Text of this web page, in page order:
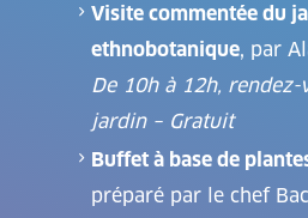
Visite commentée du
ethnobotanique, par
De 10h à 12h,
jardin – Gratuit
Buffet à base de
préparé par le chef